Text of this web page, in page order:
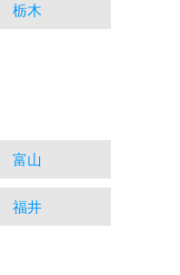
栃木
富山
福井